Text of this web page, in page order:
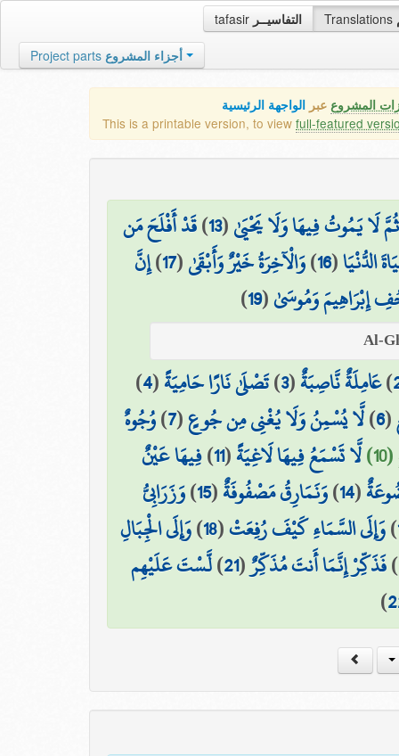
tafasir التفاسيــر Translations
Project parts أجزاء المشروع
المشروع عبر الواجهة الرئيسية
This is a printable version, to view full-featured
ثُمَّ لَا يَمُوتُ فِيهَا وَلَا يَحْيَىٰ(
13
)قَدْ أَفْلَحَ مَن
الدُّنْيَا(
16
)وَالْآخِرَةُ خَيْرٌ وَأَبْقَىٰ(
17
)إِنَّ
إِبْرَاهِيمَ وَمُوسَىٰ(
19
)
)عَامِلَةٌ نَّاصِبَةٌ(
3
)تَصْلَىٰ نَارًا حَامِيَةً(
4
)
(
6
)لَّا يُسْمِنُ وَلَا يُغْنِي مِن جُوعٍ(
7
)وُجُوهٌ
لَّا تَسْمَعُ فِيهَا لَاغِيَةً(
11
)فِيهَا عَيْنٌ
(
14
)وَنَمَارِقُ مَصْفُوفَةٌ(
15
)وَزَرَابِيُّ
)وَإِلَى السَّمَاءِ كَيْفَ رُفِعَتْ(
18
)وَإِلَى الْجِبَالِ
)فَذَكِّرْ إِنَّمَا أَنتَ مُذَكِّرٌ(
21
)لَّسْتَ عَلَيْهِم
)